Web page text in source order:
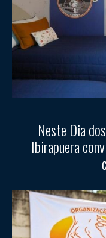
Neste Dia
Ibirapuera